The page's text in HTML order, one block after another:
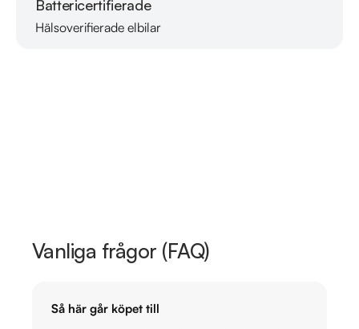
Battericertifierade
Hälsoverifierade elbilar
Läs mer om oss
Vanliga frågor (FAQ)
Så här går köpet till